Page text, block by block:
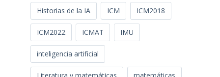
Historias de la IA ICM ICM2018
ICM2022 ICMAT IMU
inteligencia artificial
Literatura y matemáticas matemáticas